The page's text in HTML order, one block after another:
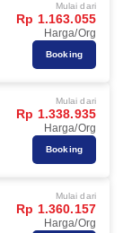
Mulai dari
Rp 1.163.055
Harga/Org
Booking
Mulai dari
Rp 1.338.935
Harga/Org
Booking
Mulai dari
Rp 1.360.157
Harga/Org